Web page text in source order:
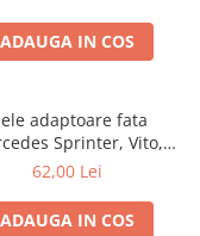
ADAUGA IN COS
adaptoare fata
Sprinter, Vito,
Viano, 271190-18
62,00 Lei
ADAUGA IN COS